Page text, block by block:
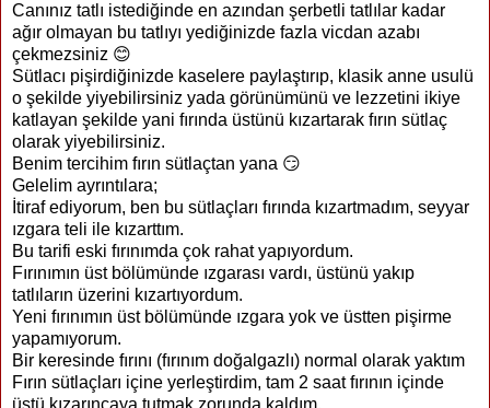
Canınız tatlı istediğinde en azından şerbetli tatlılar kadar
ağır olmayan bu tatlıyı yediğinizde fazla vicdan azabı
çekmezsiniz 😊
Sütlacı pişirdiğinizde kaselere paylaştırıp, klasik anne usulü
o şekilde yiyebilirsiniz yada görünümünü ve lezzetini ikiye
katlayan şekilde yani fırında üstünü kızartarak fırın sütlaç
olarak yiyebilirsiniz.
Benim tercihim fırın sütlaçtan yana 😏
Gelelim ayrıntılara;
İtiraf ediyorum, ben bu sütlaçları fırında kızartmadım, seyyar
ızgara teli ile kızarttım.
Bu tarifi eski fırınımda çok rahat yapıyordum.
Fırınımın üst bölümünde ızgarası vardı, üstünü yakıp
tatlıların üzerini kızartıyordum.
Yeni fırınımın üst bölümünde ızgara yok ve üstten pişirme
yapamıyorum.
Bir keresinde fırını (fırınım doğalgazlı) normal olarak yaktım
Fırın sütlaçları içine yerleştirdim, tam 2 saat fırının içinde